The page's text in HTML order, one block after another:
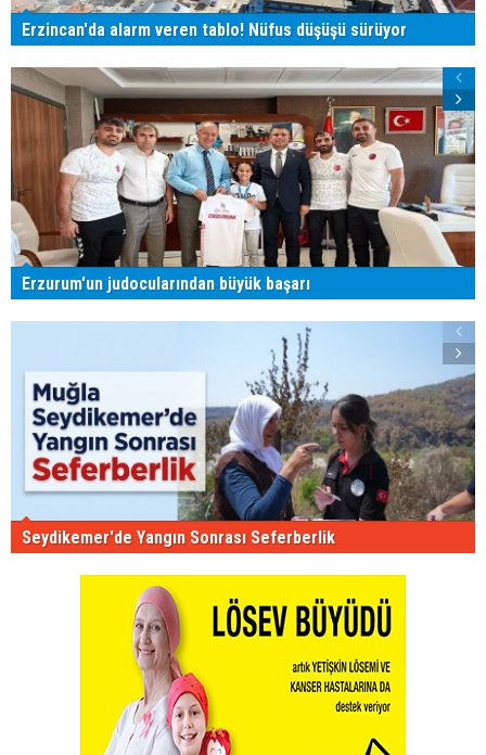
Erzincan'da alarm veren tablo! Nüfus düşüşü sürüyor
Erzurum'un judocularından büyük başarı
Seydikemer'de Yangın Sonrası Seferberlik